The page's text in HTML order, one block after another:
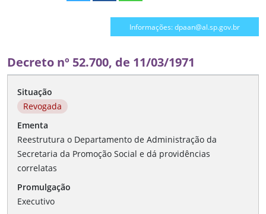
Informações: dpaan@al.sp.gov.br
Decreto nº 52.700, de 11/03/1971
Situação
Revogada
Ementa
Reestrutura o Departamento de Administração da
Secretaria da Promoção Social e dá providências
correlatas
Promulgação
Executivo